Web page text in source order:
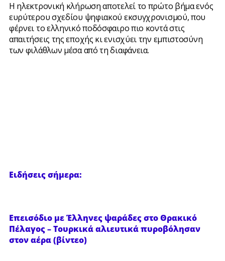
Η ηλεκτρονική κλήρωση αποτελεί το πρώτο βήμα ενός
ευρύτερου σχεδίου ψηφιακού εκσυγχρονισμού, που
φέρνει το ελληνικό ποδόσφαιρο πιο κοντά στις
απαιτήσεις της εποχής κι ενισχύει την εμπιστοσύνη
των φιλάθλων μέσα από τη διαφάνεια.
Ειδήσεις σήμερα:
Επεισόδιο με Έλληνες ψαράδες στο Θρακικό
Πέλαγος – Τουρκικά αλιευτικά πυροβόλησαν
στον αέρα (βίντεο)